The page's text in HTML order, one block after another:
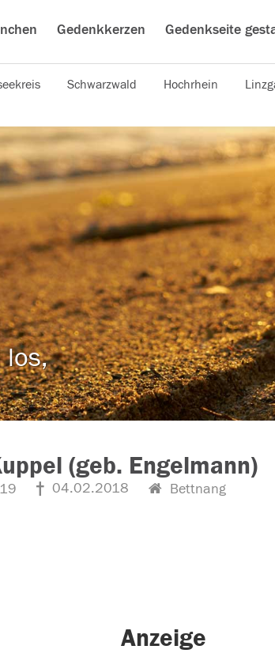
Gedenkkerzen Gedenkseite
Schwarzwald Hochrhein
los,
(geb. Engelmann)
04.02.2018 Bettnang
Anzeige